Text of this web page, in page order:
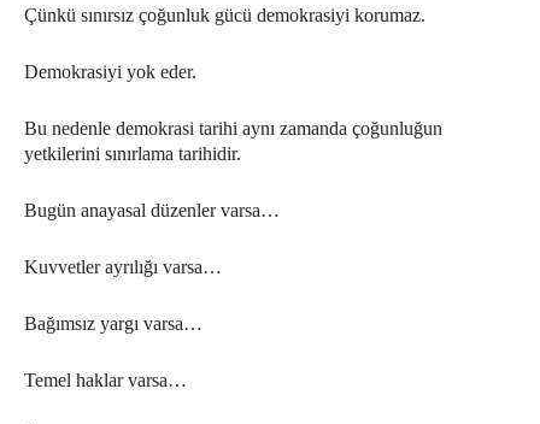
Çünkü sınırsız çoğunluk gücü demokrasiyi korumaz.
Demokrasiyi yok eder.
Bu nedenle demokrasi tarihi aynı zamanda çoğunluğun
yetkilerini sınırlama tarihidir.
Bugün anayasal düzenler varsa…
Kuvvetler ayrılığı varsa…
Bağımsız yargı varsa…
Temel haklar varsa…